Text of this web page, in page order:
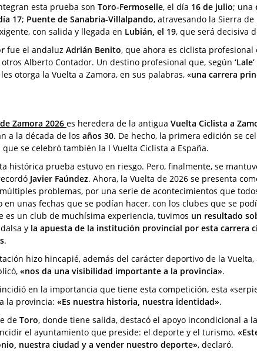
esta prueba son Toro-Fermoselle, el día 16 de julio; una
17; Puente de Sanabria-Villalpando, atravesando la Sierra de
con salida y llegada en Lubián, el 19, que será decisiva
fue el andaluz Adrián Benito, que ahora es ciclista
Alberto Contador. Un destino profesional que, según
otorga la Vuelta a Zamora, en sus palabras, «una carrera
Zamora 2026 es heredera de la antigua Vuelta Ciclista a
a la década de los años 30. De hecho, la primera edición se
se celebró también la I Vuelta Ciclista a España.
histórica prueba estuvo en riesgo. Pero, finalmente, se
Javier Faúndez. Ahora, la Vuelta de 2026 se presenta
problemas, por una serie de acontecimientos que
en unas fechas que se podían hacer, con los clubes que se
es un club de muchísima experiencia, tuvimos un resultado
y la apuesta de la institución provincial por esta carrera
.
hizo hincapié, además del carácter deportivo de la Vuelta,
«nos da una visibilidad importante a la provincia».
en la importancia que tiene esta competición, esta
la provincia: «Es nuestra historia, nuestra identidad».
de Toro, donde tiene salida, destacó el apoyo incondicional a
el ayuntamiento que preside: el deporte y el turismo.
nuestra ciudad y a vender nuestro deporte», declaró.